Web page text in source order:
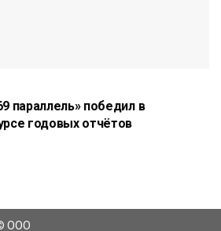
параллель» победил в
годовых отчётов
ООО